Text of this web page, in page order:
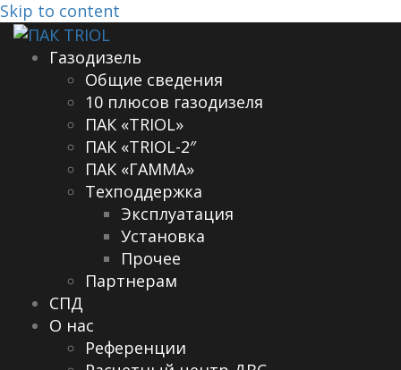
Skip to content
Газодизель
Общие сведения
10 плюсов газодизеля
ПАК «TRIOL»
ПАК «TRIOL-2″
ПАК «ГАММА»
Техподдержка
Эксплуатация
Установка
Прочее
Партнерам
СПД
О нас
Референции